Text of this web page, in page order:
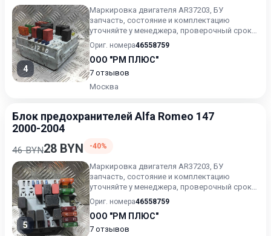
4
Маркировка двигателя AR37203, БУ
запчасть, состояние и комплектацию
уточняйте у менеджера, проверочный срок
от 14 до 30 дней.
Ориг. номера46558759
ООО "РМ ПЛЮС"
7 отзывов
Москва
Блок предохранителей Alfa Romeo 147
2000-2004
46 BYN28 BYN -40%
5
Маркировка двигателя AR37203, БУ
запчасть, состояние и комплектацию
уточняйте у менеджера, проверочный срок
от 14 до 30 дней.
Ориг. номера46558759
ООО "РМ ПЛЮС"
7 отзывов